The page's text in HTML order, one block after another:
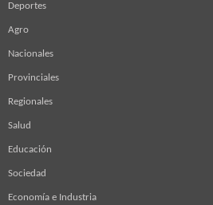
Deportes
Agro
Nacionales
Provinciales
Regionales
Salud
Educación
Sociedad
Economía e Industria